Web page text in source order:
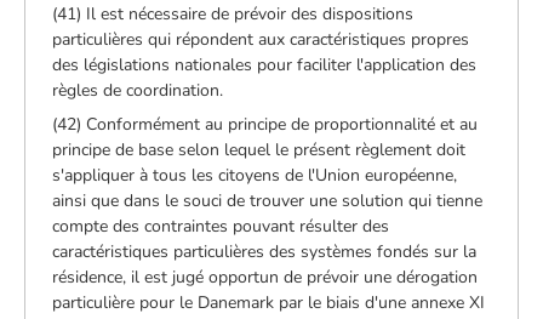
(41) Il est nécessaire de prévoir des dispositions
particulières qui répondent aux caractéristiques propres
des législations nationales pour faciliter l'application des
règles de coordination.
(42) Conformément au principe de proportionnalité et au
principe de base selon lequel le présent règlement doit
s'appliquer à tous les citoyens de l'Union européenne,
ainsi que dans le souci de trouver une solution qui tienne
compte des contraintes pouvant résulter des
caractéristiques particulières des systèmes fondés sur la
résidence, il est jugé opportun de prévoir une dérogation
particulière pour le Danemark par le biais d'une annexe XI